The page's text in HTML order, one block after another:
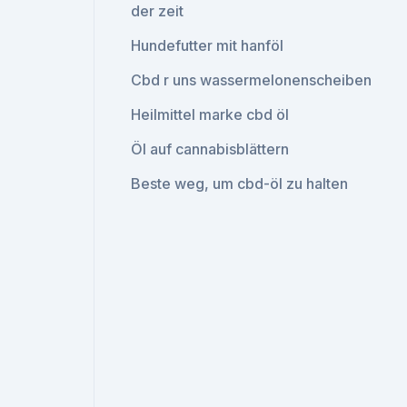
der zeit
Hundefutter mit hanföl
Cbd r uns wassermelonenscheiben
Heilmittel marke cbd öl
Öl auf cannabisblättern
Beste weg, um cbd-öl zu halten